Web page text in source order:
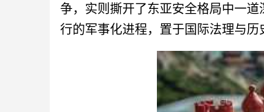
争，实则撕开了东亚安全格局中一
行的军事化进程，置于国际法理与历